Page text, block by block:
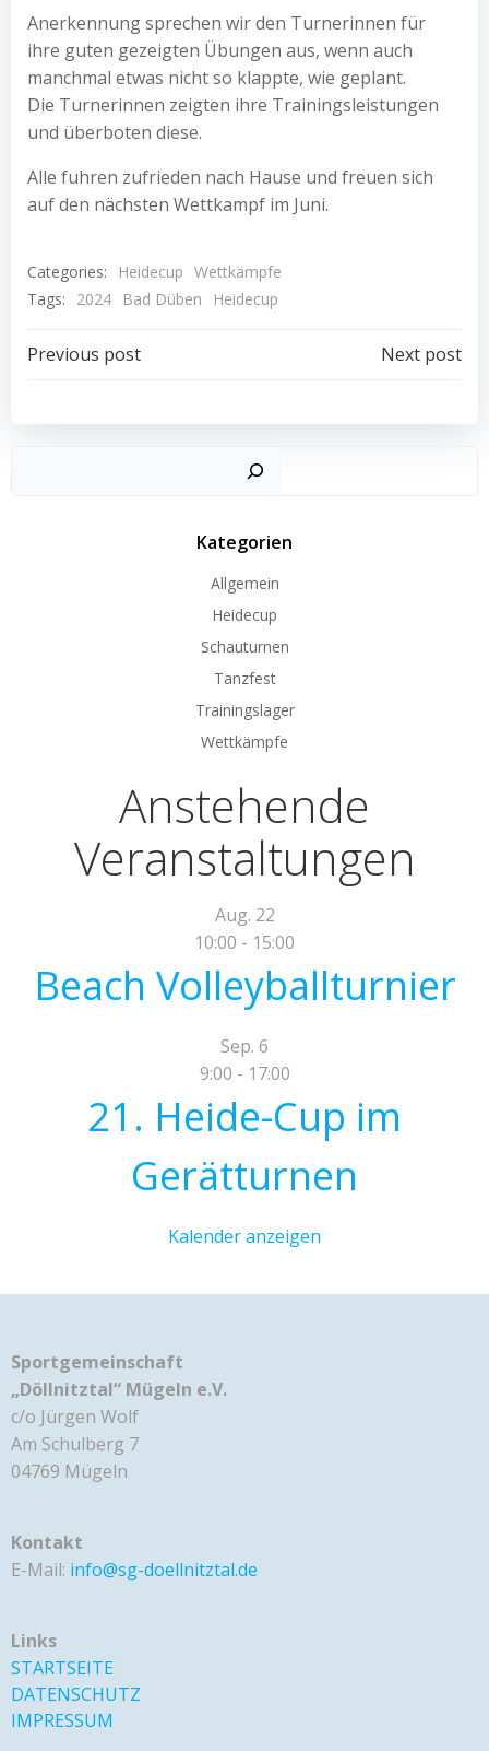
Anerkennung sprechen wir den Turnerinnen für
ihre guten gezeigten Übungen aus, wenn auch
manchmal etwas nicht so klappte, wie geplant.
Die Turnerinnen zeigten ihre Trainingsleistungen
und überboten diese.
Alle fuhren zufrieden nach Hause und freuen sich
auf den nächsten Wettkampf im Juni.
Categories: Heidecup Wettkämpfe
Tags:
2024 Bad Düben Heidecup
Post
navigation
Previous post
navigation
Next post
Kategorien
Allgemein
Heidecup
Schauturnen
Tanzfest
Trainingslager
Wettkämpfe
Anstehende
Veranstaltungen
Aug. 22
10:00 - 15:00
Beach Volleyballturnier
Sep. 6
9:00 - 17:00
21. Heide-Cup im
Gerätturnen
Kalender anzeigen
Sportgemeinschaft
„Döllnitztal“ Mügeln e.V.
c/o Jürgen Wolf
Am Schulberg 7
04769 Mügeln
Kontakt
E-Mail: info@sg-doellnitztal.de
Links
STARTSEITE
DATENSCHUTZ
IMPRESSUM